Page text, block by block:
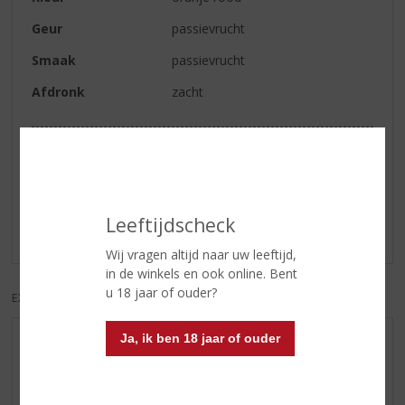
Leeftijdscheck
Wij vragen altijd naar uw leeftijd,
in de winkels en ook online. Bent
u 18 jaar of ouder?
Ja, ik ben 18 jaar of ouder
Geur
passievrucht
Smaak
passievrucht
Afdronk
zacht
Er zijn nog geen reviews geplaatst voor dit product
EXCL. BTW INCL. BTW
AANBIEDINGEN